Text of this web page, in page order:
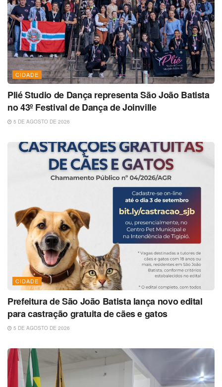
CIDADE
Plié Studio de Dança representa São João Batista
no 43º Festival de Dança de Joinville
5 DE AGOSTO DE 2026
CIDADE
Prefeitura de São João Batista lança novo edital
para castração gratuita de cães e gatos
5 DE AGOSTO DE 2026